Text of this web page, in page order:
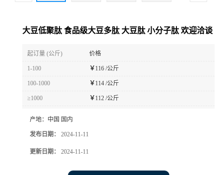
大豆低聚肽 食品级大豆多肽 大豆肽 小分子肽 欢迎洽谈
起订量 (公斤) 价格
1-100 ￥ 116 /公斤
100-1000 ￥ 114 /公斤
≥1000 ￥ 112 /公斤
产地： 中国 国内
发布日期： 2024-11-11
更新日期： 2024-11-11